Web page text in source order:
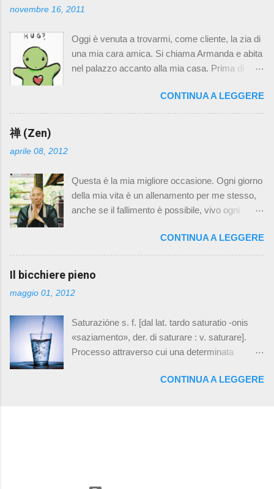
n
i
novembre 16, 2011
Oggi è venuta a trovarmi, come cliente, la zia di
una mia cara amica. Si chiama Armanda e abita
nel palazzo accanto alla mia casa. Prima di
discorso è finito sulla mia morosa Mariko. Le ho
raccontato di come sia stata vicina a me e mio
voglio raccontare qui. “ Il giorno dopo la morte di
mio padre mi sono alzato presto e mi sono
messo a scrivere una lettera che volevo
recati all'hospice dove era allestita la camera
ardente, per dare l'ultimo saluto a papà. Prima di
andarsene dai nostri occhi ho voluto
consegnargli la lettera e le fotografie. Mariko si è
avevamo preparato per lui e gliel'ha messa sul
cuore. L'ho ringra...
CONTINUA A LEGGERE
禅 (Zen)
aprile 08, 2012
Questa è la mia migliore occasione. Ogni giorno
della mia vita è un allenamento per me stesso,
anche se il fallimento è possibile, vivo ogni
cosa, pronto per ogni evenienza. Io sono vivo, io
sono questo momento. Il mio futuro è qui ed ora,
per cui se non posso provare oggi dove e
スだ。 私の人生の毎日は、自分にとっての訓
にごとについても準備万端に、つねに同じ態
度ですべての瞬間を生きぬく。 私は生きてい
る、私はこの瞬間そのものだ。 私の未来は今
どこでやるというのだ？ Soen Ozeki Daisen-in
CONTINUA A LEGGERE
Il bicchiere pieno
maggio 01, 2012
Saturazióne s. f. [dal lat. tardo saturatio -onis
«saziamento», der. di saturare : v. saturare].
Processo attraverso cui una determinata
espressa in genere da una grandezza
CONTINUA A LEGGERE